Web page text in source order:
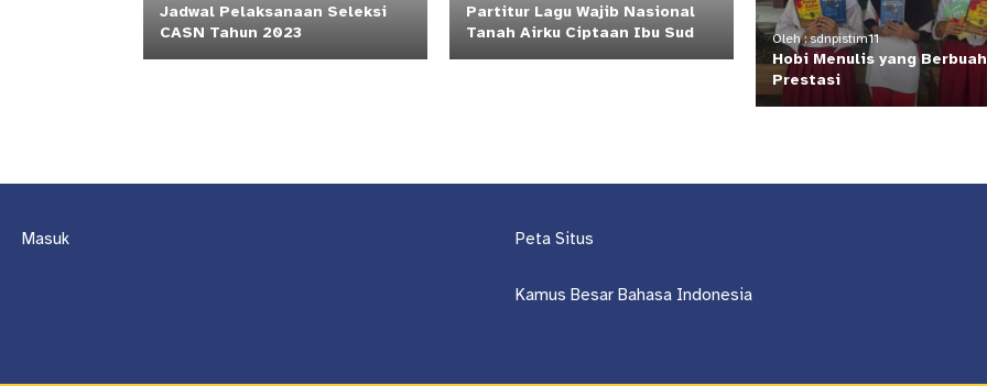
Jadwal Pelaksanaan Seleksi
CASN Tahun 2023
Partitur Lagu Wajib Nasional
Tanah Airku Ciptaan Ibu Sud
Oleh : sdnpistim11
Hobi Menulis yang Berbuah
Prestasi
Masuk Peta Situs
Kamus Besar Bahasa Indonesia